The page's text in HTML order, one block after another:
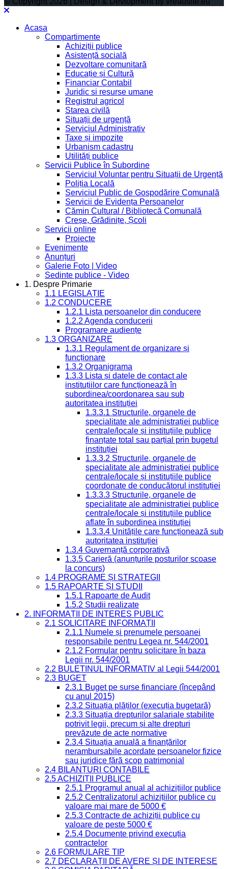
Acasa
Compartimente
Achiziții publice
Asistență socială
Dezvoltare comunitară
Educație și Cultură
Financiar Contabil
Juridic si resurse umane
Registrul agricol
Starea civilă
Situații de urgență
Serviciul Administrativ
Taxe și impozite
Urbanism cadastru
Utilități publice
Servicii Publice în Subordine
Serviciul Voluntar pentru Situații de Urgență
Poliția Locală
Serviciul Public de Gospodărire Comunală
Servicii de Evidența Persoanelor
Cămin Cultural / Bibliotecă Comunală
Creșe, Grădinițe, Școli
Servicii online
Proiecte
Evenimente
Anunțuri
Galerie Foto | Video
Sedinte publice - Video
1. Despre Primarie
1.1 LEGISLAȚIE
1.2 CONDUCERE
1.2.1 Lista persoanelor din conducere
1.2.2 Agenda conducerii
Programare audiențe
1.3 ORGANIZARE
1.3.1 Regulament de organizare și
funcționare
1.3.2 Organigrama
1.3.3 Lista și datele de contact ale
instituțiilor care funcționează în
subordinea/coordonarea sau sub
autoritatea instituției
1.3.3.1 Structurile, organele de
specialitate ale administrației publice
centrale/locale și instituțiile publice
finanțate total sau parțial prin bugetul
instituției
1.3.3.2 Structurile, organele de
specialitate ale administrației publice
centrale/locale și instituțiile publice
coordonate de conducătorul instituției
1.3.3.3 Structurile, organele de
specialitate ale administrației publice
centrale/locale și instituțiile publice
aflate în subordinea instituției
1.3.3.4 Unitățile care funcționează sub
autoritatea instituției
1.3.4 Guvernanță corporativă
1.3.5 Carieră (anunțurile posturilor scoase
la concurs)
1.4 PROGRAME ȘI STRATEGII
1.5 RAPOARTE ȘI STUDII
1.5.1 Rapoarte de Audit
1.5.2 Studii realizate
2. INFORMAȚII DE INTERES PUBLIC
2.1 SOLICITARE INFORMAȚII
2.1.1 Numele și prenumele persoanei
responsabile pentru Legea nr. 544/2001
2.1.2 Formular pentru solicitare în baza
Legii nr. 544/2001
2.2 BULETINUL INFORMATIV al Legii 544/2001
2.3 BUGET
2.3.1 Buget pe surse financiare (începând
cu anul 2015)
2.3.2 Situația plăților (execuția bugetară)
2.3.3 Situația drepturilor salariale stabilite
potrivit legii, precum și alte drepturi
prevăzute de acte normative
2.3.4 Situația anuală a finanțărilor
nerambursabile acordate persoanelor fizice
sau juridice fără scop patrimonial
2.4 BILANȚURI CONTABILE
2.5 ACHIZIȚII PUBLICE
2.5.1 Programul anual al achizițiilor publice
2.5.2 Centralizatorul achizițiilor publice cu
valoare mai mare de 5000 €
2.5.3 Contracte de achiziții publice cu
valoare de peste 5000 €
2.5.4 Documente privind execuția
contractelor
2.6 FORMULARE TIP
2.7 DECLARAȚII DE AVERE ȘI DE INTERESE